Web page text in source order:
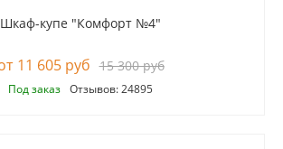
Шкаф-купе "Комфорт №4"
11 605 руб 15 300 руб
Под заказ Отзывов: 24895